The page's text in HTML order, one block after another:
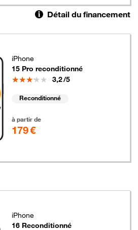
Détail du financement
non sélectionnables
iPhone
15 Pro reconditionné
Note
3,2/5
Reconditionné
à partir de
179 €
iPhone
16 Reconditionné